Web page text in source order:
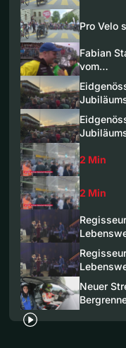
Pro Velo
Fabian
vom…
2 Min
2 Min
Neuer